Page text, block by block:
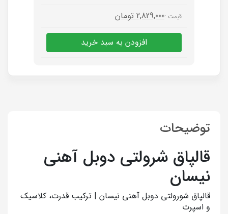
قیمت :2,829,000 تومان
افزودن به سبد خرید
توضیحات
قالپاق شرولتی دوبل آهنی
نیسان
قالپاق شورولتی دوبل آهنی نیسان | ترکیب قدرت، کلاسیک
و اسپرت